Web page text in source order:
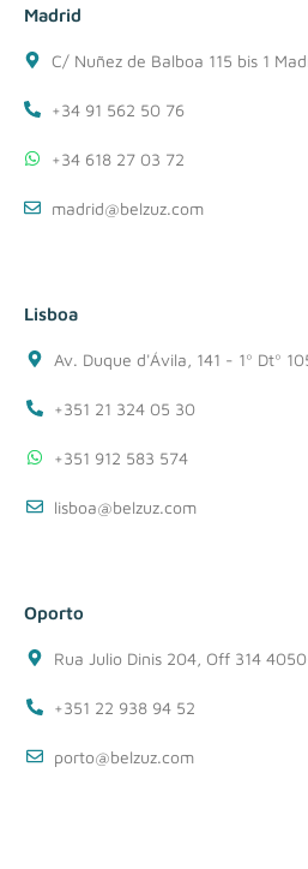
Madrid
C/ Nuñez de Balboa 115 bis 1
+34 91 562 50 76
+34 618 27 03 72
madrid@belzuz.com
Lisboa
Av. Duque d'Ávila, 141 - 1º Dtº
+351 21 324 05 30
+351 912 583 574
lisboa@belzuz.com
Oporto
Rua Julio Dinis 204, Off 314
+351 22 938 94 52
porto@belzuz.com